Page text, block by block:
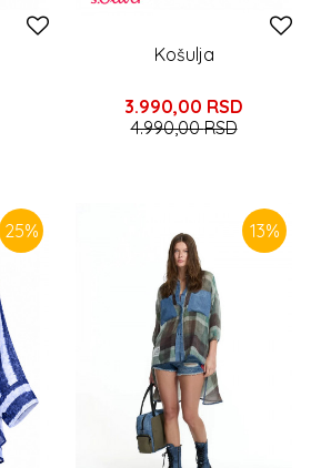
Košulja
3.990,00 RSD
4.990,00RSD
25% 13%